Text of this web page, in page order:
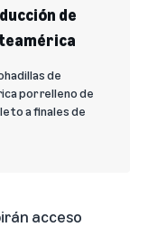
de
de
por relleno de
a finales de
acceso